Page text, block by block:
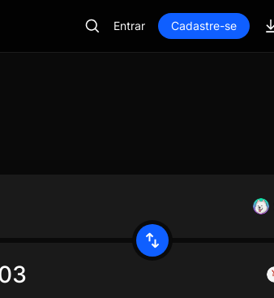
Entrar Cadastre-se